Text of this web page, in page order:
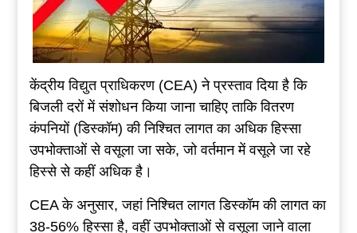
केंद्रीय विद्युत प्राधिकरण (CEA) ने प्रस्ताव दिया है कि
बिजली दरों में संशोधन किया जाना चाहिए ताकि वितरण
कंपनियों (डिस्कॉम) की निश्चित लागत का अधिक हिस्सा
उपभोक्ताओं से वसूला जा सके, जो वर्तमान में वसूले जा रहे
हिस्से से कहीं अधिक है।
CEA के अनुसार, जहां निश्चित लागत डिस्कॉम की लागत का
38-56% हिस्सा है, वहीं उपभोक्ताओं से वसूला जाने वाला